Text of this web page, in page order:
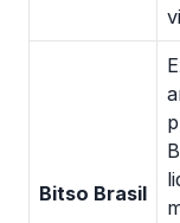
Bitso Brasil